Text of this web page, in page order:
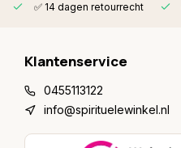
✅ 14 dagen retourrecht
Klantenservice
0455113122
info@spirituelewinkel.nl